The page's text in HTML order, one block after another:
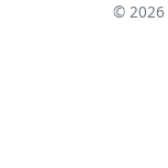
© 2026